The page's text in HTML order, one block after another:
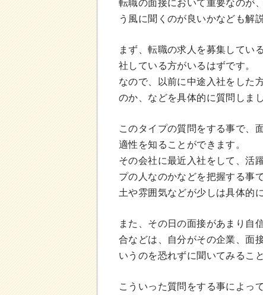
転職の面接において重要なのが
う風に聞くのが良いかなども解
まず、転職の求人を募集してい
社している方がいるはずです。
なので、以前に中途入社をした
のか、などを具体的に質問しまし
このタイプの質問をする事で、
適性を知ることができます。
その会社に最近入社をして、活
プの人なのかなどを把握する事
土や雰囲気などが少しは具体的
また、その日の面接があまり自
合などは、自分がその企業、面
いうのを恐れずに聞いてみるこ
こういった質問をする事によっ